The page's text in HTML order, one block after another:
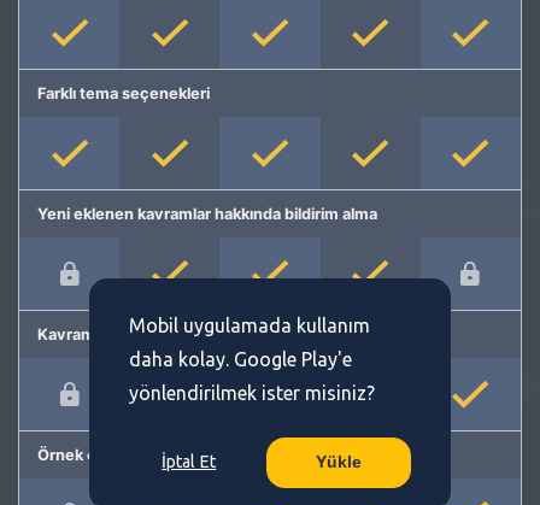
Farklı tema seçenekleri
Yeni eklenen kavramlar hakkında bildirim alma
Kavram önerme
Örnek cümleler
Mobil uygulamada kullanım
daha kolay. Google Play'e
yönlendirilmek ister misiniz?
İptal Et Yükle